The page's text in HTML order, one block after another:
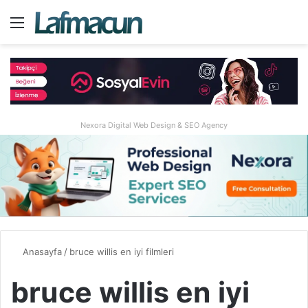
Menü
Nexora Digital Web Design & SEO Agency
Anasayfa/ bruce willis en iyi filmleri
bruce willis en iyi